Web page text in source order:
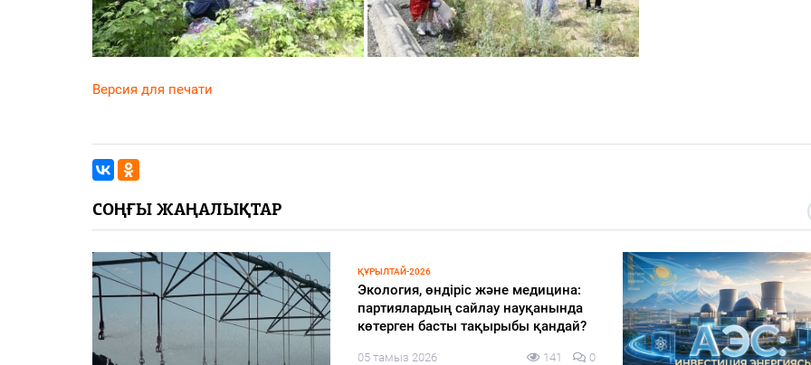
Версия для печати
СОҢҒЫ ЖАҢАЛЫҚТАР
ҚҰРЫЛТАЙ-2026
Экология, өндіріс және медицина:
партиялардың сайлау науқанында
көтерген басты тақырыбы қандай?
05 тамыз 2026 141 0